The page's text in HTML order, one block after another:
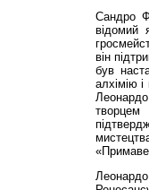
Сандро
відомий
він
був
алхімію
творцем